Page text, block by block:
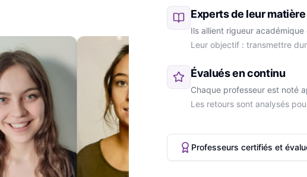
Experts de leur matière
Ils allient rigueur
Leur objectif : transmettre
Évalués en continu
Chaque professeur est noté
Les retours sont analysés
Professeurs certifiés et